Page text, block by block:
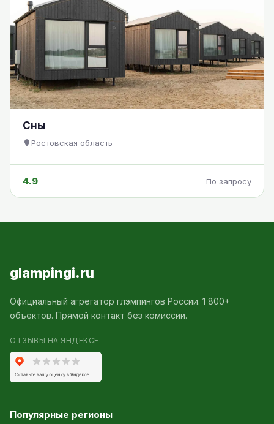
Сны
Ростовская область
4.9 По запросу
glampingi.ru
Официальный агрегатор глэмпингов России. 1 800+
объектов. Прямой контакт без комиссии.
ОТЗЫВЫ НА ЯНДЕКСЕ
Популярные регионы